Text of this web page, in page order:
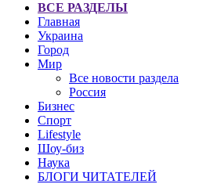
ВСЕ РАЗДЕЛЫ
Главная
Украина
Город
Мир
Все новости раздела
Россия
Бизнес
Спорт
Lifestyle
Шоу-биз
Наука
БЛОГИ ЧИТАТЕЛЕЙ